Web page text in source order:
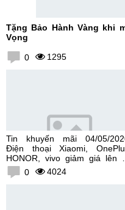
Tặng Bảo Hành Vàng khi
Vọng
0 1295
Tin khuyến mãi 04/05/
Điện thoại Xiaomi,
HONOR, vivo giảm giá lên
300K0 4024